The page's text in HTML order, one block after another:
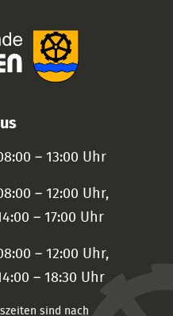
– 13:00 Uhr
– 12:00 Uhr,
– 17:00 Uhr
– 12:00 Uhr,
– 18:30 Uhr
sind nach